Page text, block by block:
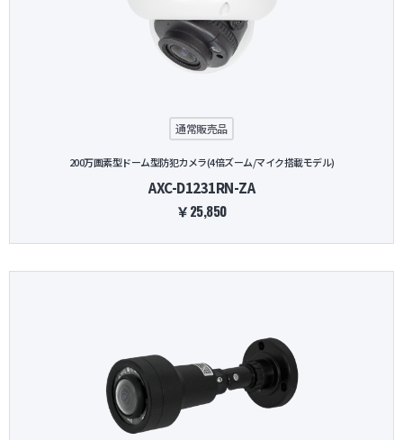
通常販売品
200万画素型ドーム型防犯カメラ(4倍ズーム/マイク搭載モデル)
AXC-D1231RN-ZA
￥25,850